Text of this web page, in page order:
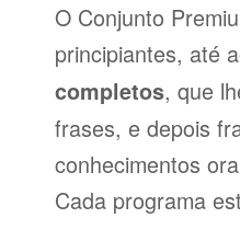
O Conjunto
principiantes, até
completos, que
frases, e depois
conhecimentos
Cada programa